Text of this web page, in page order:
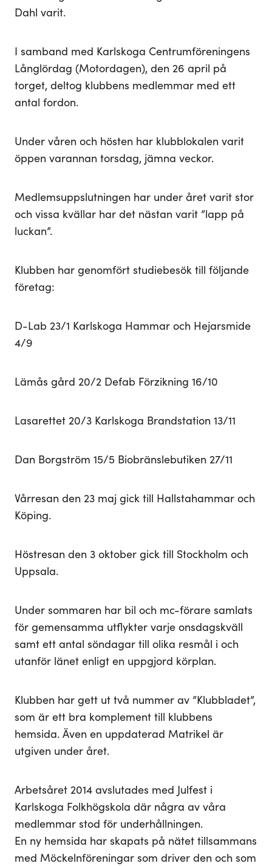
Dahl varit.
I samband med Karlskoga Centrumföreningens
Långlördag (Motordagen), den 26 april på
torget, deltog klubbens medlemmar med ett
antal fordon.
Under våren och hösten har klubblokalen varit
öppen varannan torsdag, jämna veckor.
Medlemsuppslutningen har under året varit stor
och vissa kvällar har det nästan varit ”lapp på
luckan”.
Klubben har genomfört studiebesök till följande
företag:
D-Lab 23/1 Karlskoga Hammar och Hejarsmide
4/9
Lämås gård 20/2 Defab Förzikning 16/10
Lasarettet 20/3 Karlskoga Brandstation 13/11
Dan Borgström 15/5 Biobränslebutiken 27/11
Vårresan den 23 maj gick till Hallstahammar och
Köping.
Höstresan den 3 oktober gick till Stockholm och
Uppsala.
Under sommaren har bil och mc-förare samlats
för gemensamma utflykter varje onsdagskväll
samt ett antal söndagar till olika resmål i och
utanför länet enligt en uppgjord körplan.
Klubben har gett ut två nummer av ”Klubbladet”,
som är ett bra komplement till klubbens
hemsida. Även en uppdaterad Matrikel är
utgiven under året.
Arbetsåret 2014 avslutades med Julfest i
Karlskoga Folkhögskola där några av våra
medlemmar stod för underhållningen.
En ny hemsida har skapats på nätet tillsammans
med Möckelnföreningar som driver den och som